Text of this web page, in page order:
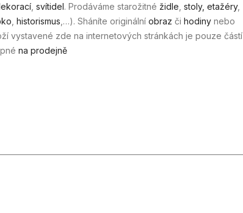
, svítidel. Prodáváme starožitné židle stoly, etažéry,
historismus ,…). Sháníte originální obraz či hodinynebo
vystavené zde na internetových stránkách je pouze částí
na prodejně